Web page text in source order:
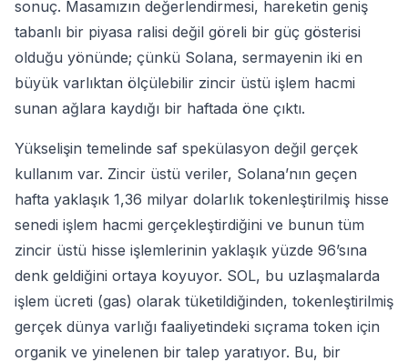
sonuç. Masamızın değerlendirmesi, hareketin geniş
tabanlı bir piyasa ralisi değil göreli bir güç gösterisi
olduğu yönünde; çünkü Solana, sermayenin iki en
büyük varlıktan ölçülebilir zincir üstü işlem hacmi
sunan ağlara kaydığı bir haftada öne çıktı.
Yükselişin temelinde saf spekülasyon değil gerçek
kullanım var. Zincir üstü veriler, Solana’nın geçen
hafta yaklaşık 1,36 milyar dolarlık tokenleştirilmiş hisse
senedi işlem hacmi gerçekleştirdiğini ve bunun tüm
zincir üstü hisse işlemlerinin yaklaşık yüzde 96’sına
denk geldiğini ortaya koyuyor. SOL, bu uzlaşmalarda
işlem ücreti (gas) olarak tüketildiğinden, tokenleştirilmiş
gerçek dünya varlığı faaliyetindeki sıçrama token için
organik ve yinelenen bir talep yaratıyor. Bu, bir